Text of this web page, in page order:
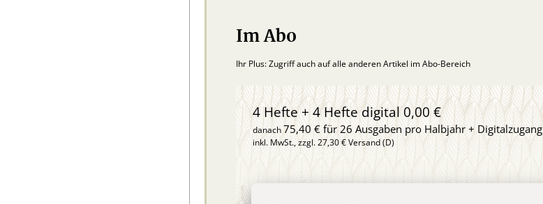
Im Abo
Ihr Plus: Zugriff auch auf alle anderen Artikel im Abo-Bereich
4 Hefte + 4 Hefte digital 0,00 €
danach75,40 € für 26 Ausgaben pro Halbjahr + Digitalzugang
inkl. MwSt., zzgl. 27,30 € Versand (D)